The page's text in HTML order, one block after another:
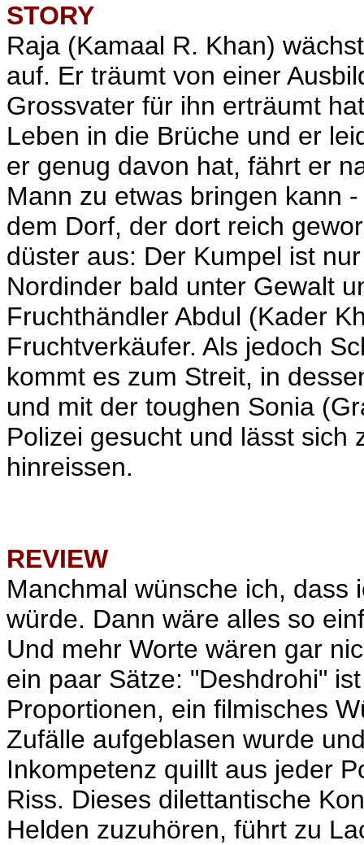
STORY
Raja (Kamaal R. Khan)
auf. Er träumt von einer
Grossvater für ihn erträumt
Leben in die Brüche und er
er genug davon hat, fährt er
Mann zu etwas bringen kann
dem Dorf, der dort reich
düster aus: Der Kumpel ist
Nordinder bald unter Gewalt
Fruchthändler Abdul (Kader
Fruchtverkäufer. Als jedoch
kommt es zum Streit, in
und mit der toughen Sonia
Polizei gesucht und lässt sich
hinreissen.
REVIEW
Manchmal wünsche ich, dass
würde. Dann wäre alles so
Und mehr Worte wären gar
ein paar Sätze: "Deshdrohi"
Proportionen, ein filmisches
Zufälle aufgeblasen wurde
Inkompetenz quillt aus jeder
Riss. Dieses dilettantische
Helden zuzuhören, führt zu